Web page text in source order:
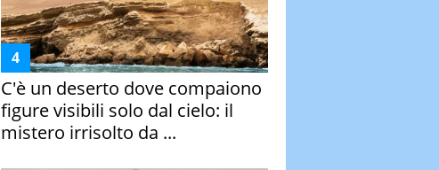
C'è un deserto dove compaiono
figure visibili solo dal cielo: il
mistero irrisolto da ...